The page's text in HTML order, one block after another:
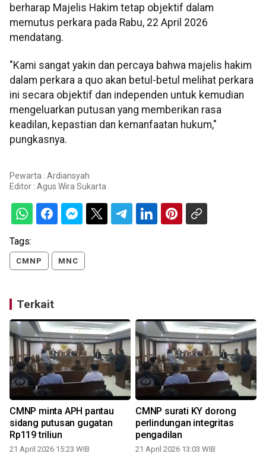
berharap Majelis Hakim tetap objektif dalam
memutus perkara pada Rabu, 22 April 2026
mendatang.
"Kami sangat yakin dan percaya bahwa majelis hakim
dalam perkara a quo akan betul-betul melihat perkara
ini secara objektif dan independen untuk kemudian
mengeluarkan putusan yang memberikan rasa
keadilan, kepastian dan kemanfaatan hukum,"
pungkasnya.
Pewarta : Ardiansyah
Editor : Agus Wira Sukarta
Tags:
CMNP MNC
Terkait
CMNP minta APH pantau
sidang putusan gugatan
Rp119 triliun
21 April 2026 15:23 WIB
CMNP surati KY dorong
perlindungan integritas
pengadilan
21 April 2026 13:03 WIB